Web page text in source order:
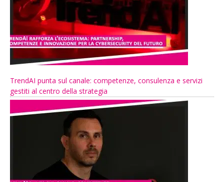
TrendAI punta sul canale: competenze, consulenza e servizi
gestiti al centro della strategia